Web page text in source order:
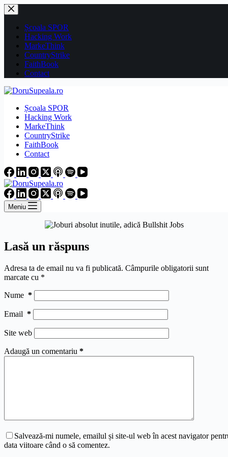
Sari
la
conținutȘcoala SPOR
Hacking Work
MarkeThink
CountryStrike
FaithBook
Contact
Școala SPOR
Hacking Work
MarkeThink
CountryStrike
FaithBook
Contact
Meniu
Lasă un răspuns
Adresa ta de email nu va fi publicată. Câmpurile obligatorii sunt
marcate cu *
Nume *
Email *
Site web
Adaugă un comentariu *
Salvează-mi numele, emailul și site-ul web în acest navigator
data viitoare când o să comentez.